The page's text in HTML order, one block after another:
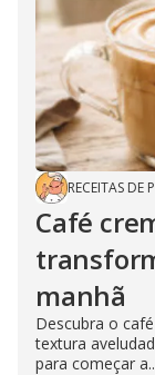
RECEITAS DE
Café
manhã
Descubra o
textura
para começar